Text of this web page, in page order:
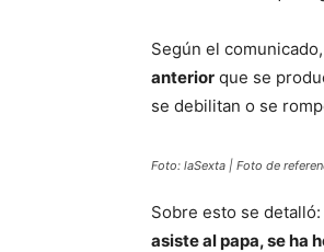
Según el
anterior que se
se debilitan o se
Foto: laSexta | Foto de
Sobre esto se detalló:
asiste al papa, se ha